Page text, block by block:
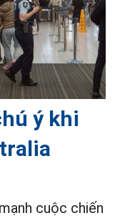
ý khi
cuộc chiến